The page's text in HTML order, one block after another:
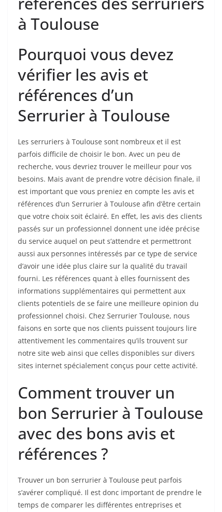
à Toulouse
Pourquoi vous devez
vérifier les avis et
références d’un
Serrurier à Toulouse
Les serruriers à Toulouse sont nombreux et il est
parfois difficile de choisir le bon. Avec un peu de
recherche, vous devriez trouver le meilleur pour vos
besoins. Mais avant de prendre votre décision finale, il
est important que vous preniez en compte les avis et
références d’un Serrurier à Toulouse afin d’être certain
que votre choix soit éclairé. En effet, les avis des clients
passés sur un professionnel donnent une idée précise
du service auquel on peut s’attendre et permettront
aussi aux personnes intéressés par ce type de service
d’avoir une idée plus claire sur la qualité du travail
fourni. Les références quant à elles fournissent des
informations supplémentaires qui permettent aux
clients potentiels de se faire une meilleure opinion du
professionnel choisi. Chez Serrurier Toulouse, nous
faisons en sorte que nos clients puissent toujours lire
attentivement les commentaires qu’ils trouvent sur
notre site web ainsi que celles disponibles sur divers
sites internet spécialement conçus pour cette activité.
Comment trouver un
bon Serrurier à Toulouse
avec des bons avis et
références ?
Trouver un bon serrurier à Toulouse peut parfois
s’avérer compliqué. Il est donc important de prendre le
temps de comparer les différentes entreprises et